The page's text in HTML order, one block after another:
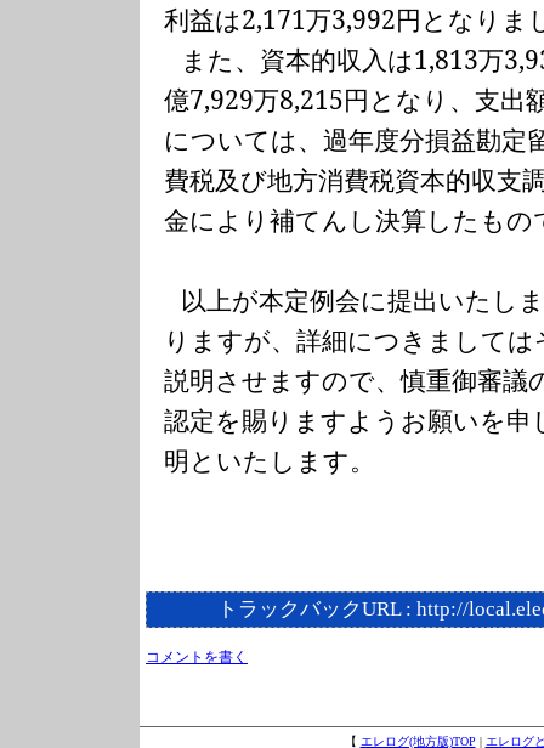
利益は2,171万3,992円となりま
また、資本的収入は1,813万
億7,929万8,215円となり、支出
については、過年度分損益勘定
費税及び地方消費税資本的収支
金により補てんし決算したもの
以上が本定例会に提出いたし
りますが、詳細につきまして
説明させますので、慎重御審議
認定を賜りますようお願いを申
明といたします。
トラックバックURL : http://
コメントを書く
【 エレログ(地方版)TOP | エレログ